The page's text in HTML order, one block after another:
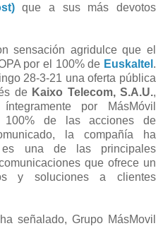
que a sus más devotos
sensación agridulce que el
por el 100% de Euskaltel .
28-3-21 una oferta pública
de Kaixo Telecom, S.A.U.,
por MásMóvil
100% de las acciones de
la compañía ha
es una de las principales
que ofrece un
y soluciones a clientes
señalado, Grupo MásMovil